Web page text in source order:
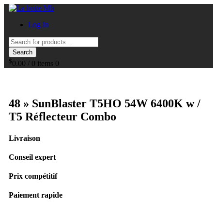
Log In
Search
$0.00 / 0 items 0
48 » SunBlaster T5HO 54W 6400K w /
T5 Réflecteur Combo
Livraison
Conseil expert
Prix compétitif
Paiement rapide